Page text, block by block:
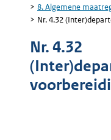
8. Algemene
Nr. 4.32
Nr. 4.32